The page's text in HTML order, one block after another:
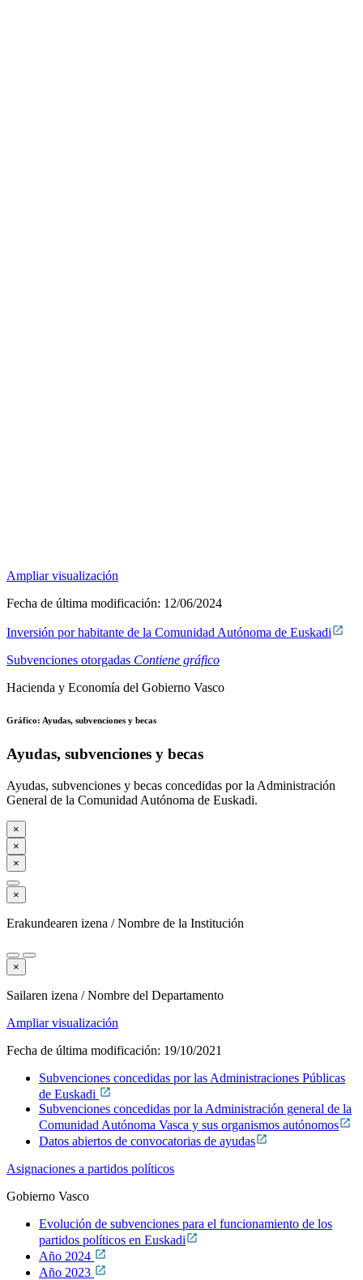
Ampliar visualización
Fecha de última modificación: 12/06/2024
Inversión por habitante de la Comunidad Autónoma de Euskadi
Subvenciones otorgadas Contiene gráfico
Hacienda y Economía del Gobierno Vasco
Gráfico: Ayudas, subvenciones y becas
Ayudas, subvenciones y becas
Ayudas, subvenciones y becas concedidas por la Administración
General de la Comunidad Autónoma de Euskadi.
×
×
×
×
Erakundearen izena / Nombre de la Institución
×
Sailaren izena / Nombre del Departamento
Ampliar visualización
Fecha de última modificación: 19/10/2021
Subvenciones concedidas por las Administraciones Públicas
de Euskadi
Subvenciones concedidas por la Administración general de la
Comunidad Autónoma Vasca y sus organismos autónomos
Datos abiertos de convocatorias de ayudas
Asignaciones a partidos políticos
Gobierno Vasco
Evolución de subvenciones para el funcionamiento de los
partidos políticos en Euskadi
Año 2024
Año 2023